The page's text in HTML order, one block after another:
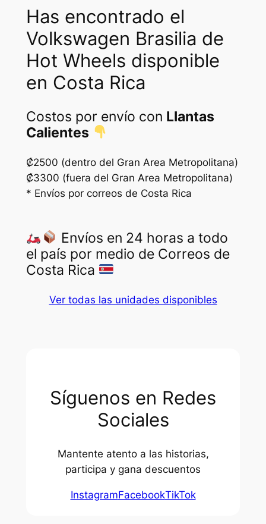
:
8
5
0
0
.
6
0
0
.
Has encontrado el
Volkswagen Brasilia de
Hot Wheels disponible
en Costa Rica
Costos por envío con Llantas
Calientes
₡2500 (dentro del Gran Area Metropolitana)
₡3300 (fuera del Gran Area Metropolitana)
* Envíos por correos de Costa Rica
Envíos en 24 horas a todo
el país por medio de Correos de
Costa Rica
Ver todas las unidades disponibles
Síguenos en Redes
Sociales
Mantente atento a las historias,
participa y gana descuentos
InstagramFacebookTikTok